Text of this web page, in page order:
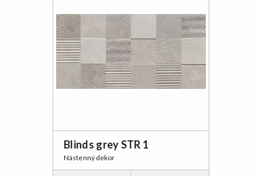
Blinds grey STR 1
Nástenný dekor